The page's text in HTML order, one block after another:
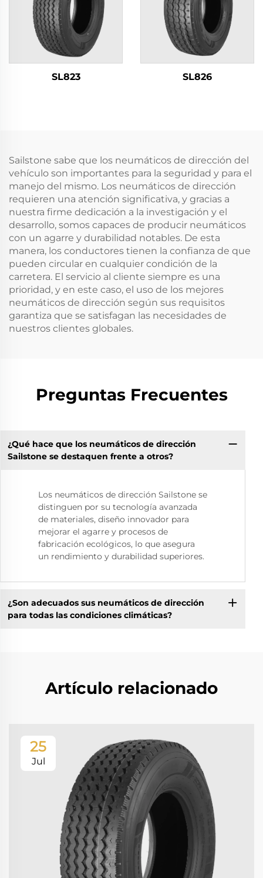
SL823 SL826
Sailstone sabe que los neumáticos de dirección del
vehículo son importantes para la seguridad y para el
manejo del mismo. Los neumáticos de dirección
requieren una atención significativa, y gracias a
nuestra firme dedicación a la investigación y el
desarrollo, somos capaces de producir neumáticos
con un agarre y durabilidad notables. De esta
manera, los conductores tienen la confianza de que
pueden circular en cualquier condición de la
carretera. El servicio al cliente siempre es una
prioridad, y en este caso, el uso de los mejores
neumáticos de dirección según sus requisitos
garantiza que se satisfagan las necesidades de
nuestros clientes globales.
Preguntas Frecuentes
¿Qué hace que los neumáticos de dirección
Sailstone se destaquen frente a otros?
Los neumáticos de dirección Sailstone se
distinguen por su tecnología avanzada
de materiales, diseño innovador para
mejorar el agarre y procesos de
fabricación ecológicos, lo que asegura
un rendimiento y durabilidad superiores.
¿Son adecuados sus neumáticos de dirección
para todas las condiciones climáticas?
Artículo relacionado
25
Jul